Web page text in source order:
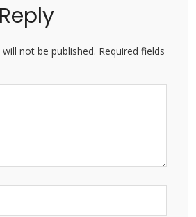
not be published. Required fields